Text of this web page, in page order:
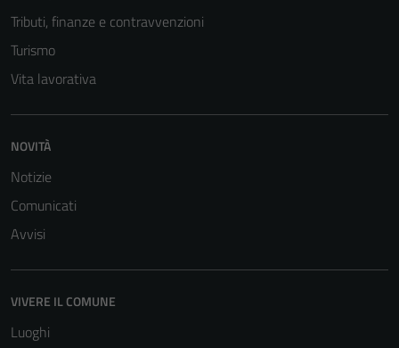
Tributi, finanze e contravvenzioni
Turismo
Vita lavorativa
NOVITÀ
Notizie
Comunicati
Avvisi
VIVERE IL COMUNE
Luoghi